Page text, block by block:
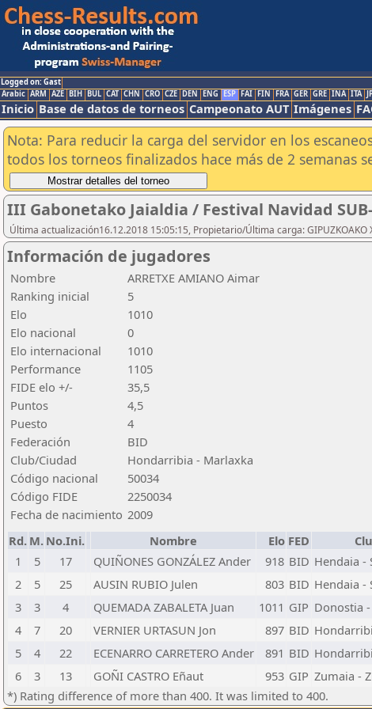
Logged on: Gast
Arabic ARM AZE BIH BUL CAT CHN CRO CZE DEN ENG ESP FAI FIN FRA GER GRE INA ITA
Inicio Base de datos de torneos Campeonato AUT Imágenes
Nota: Para reducir la carga del servidor en los
todos los torneos finalizados hace más de 2 semanas
III Gabonetako Jaialdia / Festival Navidad
Última actualización16.12.2018 15:05:15, Propietario/Última carga: GIPUZKOAKO
Información de jugadores
Nombre
ARRETXE AMIANO Aimar
Ranking inicial
5
Elo
1010
Elo nacional
0
Elo internacional
1010
Performance
1105
FIDE elo +/-
35,5
Puntos
4,5
Puesto
4
Federación
BID
Club/Ciudad
Hondarribia - Marlaxka
Código nacional
50034
Código FIDE
2250034
Fecha de nacimiento 2009
Rd. M. No.Ini. Nombre Elo FED
1
5 17 QUIÑONES GONZÁLEZ Ander 918 BID Hendaia -
2
5 25 AUSIN RUBIO Julen 803 BID Hendaia -
3
3 4 QUEMADA ZABALETA Juan 1011 GIP Donostia
4
7 20 VERNIER URTASUN Jon 897 BID
5
4 22 ECENARRO CARRETERO Ander 891 BID
6
3 13 GOÑI CASTRO Eñaut 953 GIP Zumaia -
*) Rating difference of more than 400. It was limited to 400.